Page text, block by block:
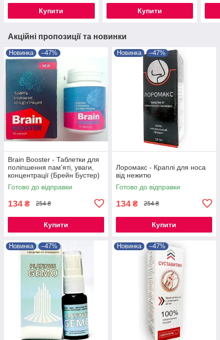
Купити Купити
Акційні пропозиції та новинки
Новинка –47%
Brain Booster - Таблетки для
поліпшення пам'яті, уваги,
концентрації (Брейн Бустер)
Готово до відправки
134 ₴ 254 ₴
Купити
Новинка –47%
Лоромакс - Краплі для носа
від нежитю
Готово до відправки
134 ₴ 254 ₴
Купити
Новинка –47% Новинка –47%